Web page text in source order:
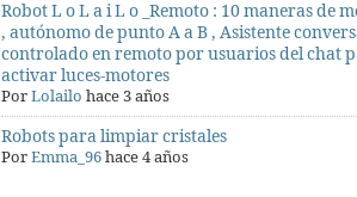
Robot L o L a i L o _Remoto : 10 maneras de
, autónomo de punto A a B , Asistente
controlado en remoto por usuarios del chat
activar luces-motores
PorLolailo hace 3 años
Robots para limpiar cristales
PorEmma_96hace 4 años